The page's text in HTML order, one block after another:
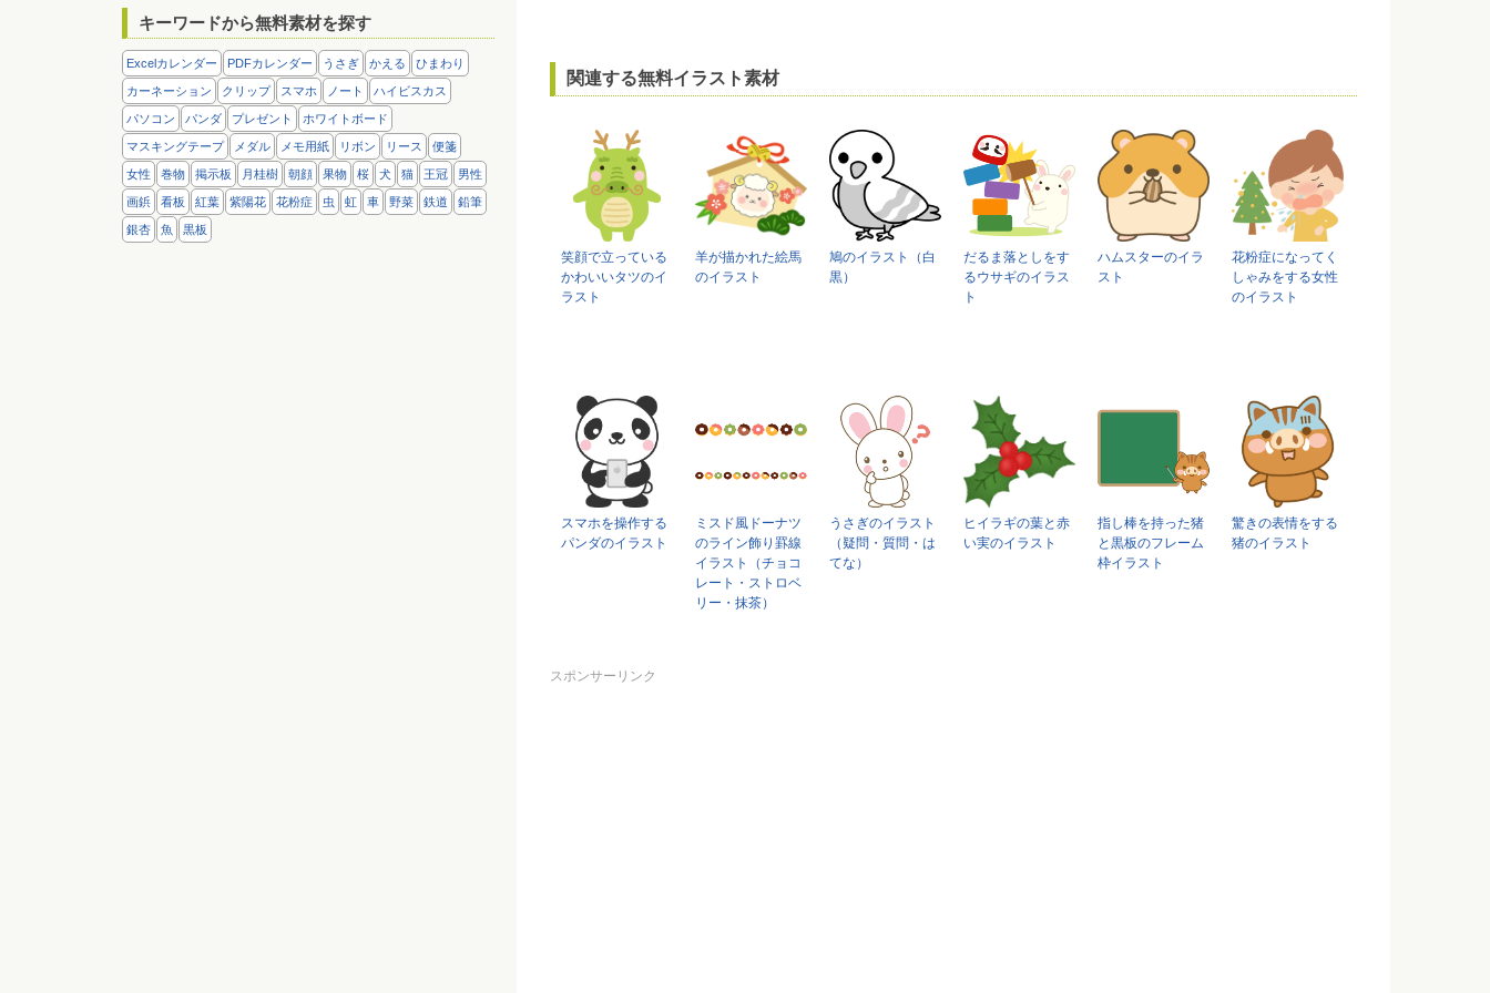
関連する無料イラスト素材
笑顔で立っている
かわいいタツのイ
ラスト
羊が描かれた絵馬
のイラスト
鳩のイラスト（白
黒）
だるま落としをす
るウサギのイラス
ト
ハムスターのイラ
スト
花粉症になってく
しゃみをする女性
のイラスト
スマホを操作する
パンダのイラスト
ミスド風ドーナツ
のライン飾り罫線
イラスト（チョコ
レート・ストロベ
リー・抹茶）
うさぎのイラスト
（疑問・質問・は
てな）
ヒイラギの葉と赤
い実のイラスト
指し棒を持った猪
と黒板のフレーム
枠イラスト
驚きの表情をする
猪のイラスト
スポンサーリンク
キーワードから無料素材を探す
Excelカレンダー PDFカレンダー うさぎ かえる ひまわり
カーネーション クリップ スマホ ノート ハイビスカス
パソコン パンダ プレゼント ホワイトボード
マスキングテープ メダル メモ用紙 リボン リース 便箋
女性 巻物 掲示板 月桂樹 朝顔 果物 桜 犬 猫 王冠 男性
画鋲 看板 紅葉 紫陽花 花粉症 虫 虹 車 野菜 鉄道 鉛筆
銀杏 魚 黒板